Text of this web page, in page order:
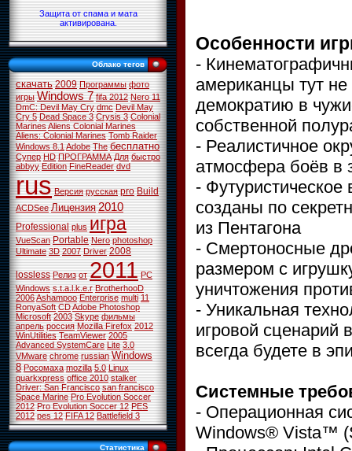
Защита от спама и мата
активирована.
Облако тегов
скачать 2009 Программы фото
игры Windows 7 fifa 2012 Nero 11
DmC: Devil May Cry dmc Devil May
Cry 5 Dead Space 3 Crysis 3 Colonial
MarinesAliens Colonial Marines
Aliens: Colonial Marines Tomb Raider
Windows 8.1Adobe The бесплатно
Супер HD ПРОГРАММА Для быстро
abbyy Edition FineReader dvd
rus Версия русская pro Build
ACDSee Лицензия 2010
Professional plus игра
VueScan Portable Nero photoshop
Ultimate 3D 2007 Driver 2008
lossless Релиз от 2011 PC
Windows s.t.a.l.k.e.r BrotherhooD
2006Ashampoo Enterprise multi 11
RonyaSoft CDAdobe Photoshop
Microsoft 2003 Skype фильмы
апрель россия Mozilla Firefox 2012
WinUtilities TeamViewer 2005
Advanced SystemCare Lite 3.0
VMware chrome russian Windows
8 Росомаха mozilla 5.0 Linux
quarkxpress office 2010 stalker
Driver: San Francisco san francisco
Space Marine Pro Evolution Soccer
2012 Pro Evolution Soccer 12 PES
2012 pes 12 FIFA 12 Battlefield 3
Статистика
Особенности
-
американцы тут
демократию в
собственной
- Реалистичное
атмосфера боёв в
-
созданы по
из Пентагона
- Смертоносные
размером с
уничтожения
- Уникальная
игровой сценарий
всегда будете в
Системные
- Операционная
Windows® Vista™